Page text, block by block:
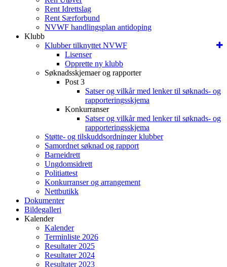
Rent Idrettslag
Rent Særforbund
NVWF handlingsplan antidoping
Klubb
Klubber tilknyttet NVWF
Lisenser
Opprette ny klubb
Søknadsskjemaer og rapporter
Post 3
Satser og vilkår med lenker til søknads- og
rapporteringsskjema
Konkurranser
Satser og vilkår med lenker til søknads- og
rapporteringsskjema
Støtte- og tilskuddsordninger klubber
Samordnet søknad og rapport
Barneidrett
Ungdomsidrett
Politiattest
Konkurranser og arrangement
Nettbutikk
Dokumenter
Bildegalleri
Kalender
Kalender
Terminliste 2026
Resultater 2025
Resultater 2024
Resultater 2023